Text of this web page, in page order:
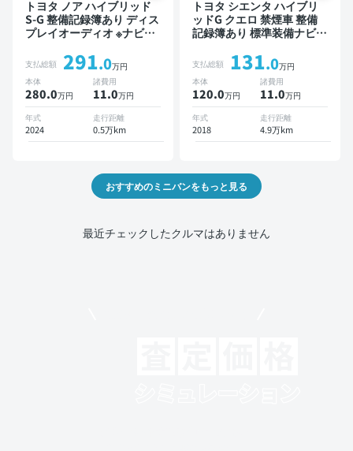
トヨタ ノア ハイブリッド
S-G 整備記録簿あり ディス
プレイオーディオ ※ナビキ
ズ 3列シート スマートキー
バックモニター ドライブレ
コーダー 衝突軽減 7人乗り
支払総額 291.0万円
本体
280.0万円
諸費用
11.0万円
年式
2024
走行距離
0.5万km
トヨタ シエンタ ハイブリ
ッドG クエロ 禁煙車 整備
記録簿あり 標準装備ナビ
クモニター ドライブレコー
ダー 衝突軽減 両側電動ス
ライドドア
支払総額 131.0万円
本体
120.0万円
諸費用
11.0万円
年式
2018
走行距離
4.9万km
おすすめのミニバンをもっと見る
最近チェックしたクルマはありません